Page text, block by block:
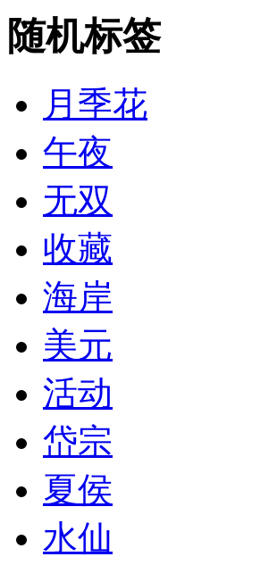
随机标签
月季花
午夜
无双
收藏
海岸
美元
活动
岱宗
夏侯
水仙